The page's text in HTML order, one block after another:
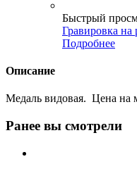
Быстрый
Гравировка на
Подробнее
Описание
Медаль видовая. Цена на
Ранее вы смотрели